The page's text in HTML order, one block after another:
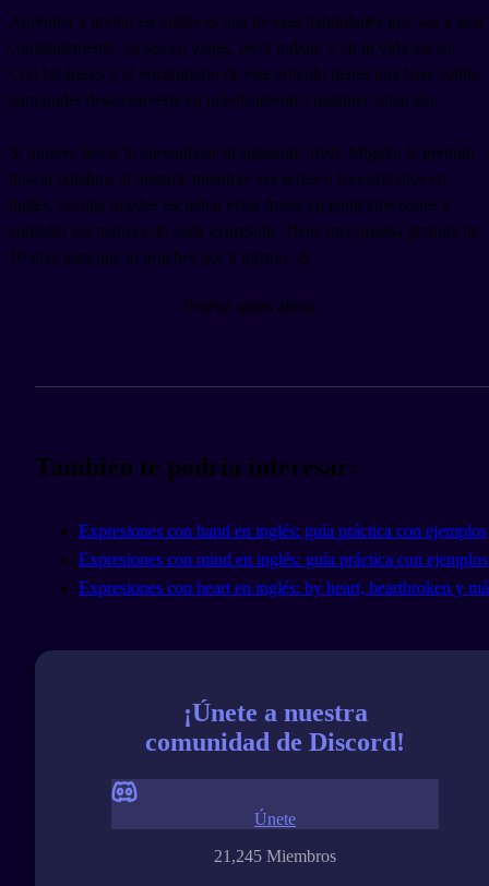
Aprender a invitar en inglés es una de esas habilidades que vas a usar
constantemente, ya sea en viajes, en el trabajo o en tu vida social.
Con las frases y el vocabulario de este artículo tienes una base sólida
para poder desenvolverte en prácticamente cualquier situación.
Si quieres llevar tu aprendizaje al siguiente nivel, Migaku te permite
buscar palabras al instante mientras ves series o lees artículos en
inglés, así que puedes escuchar estas frases en contextos reales y
entender los matices de cada expresión. Tiene una prueba gratuita de
10 días para que lo pruebes por ti mismo. 💪
Prueba gratis ahora
También te podría interesar:
Expresiones con hand en inglés: guía práctica con ejemplos
Expresiones con mind en inglés: guía práctica con ejemplos
Expresiones con heart en inglés: by heart, heartbroken y
¡Únete a nuestra
comunidad de Discord!
21,245 Miembros
Únete